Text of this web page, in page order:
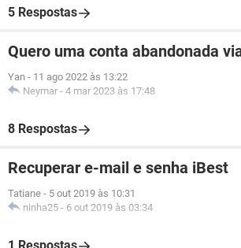
5 Respostas
Quero uma conta abandonada
Yan - 11 ago 2022 às 13:22
Neymar - 4 mar 2023 às 17:48
8 Respostas
Recuperar e-mail e senha iBest
Tatiane - 5 out 2019 às 10:31
ninha25 - 6 out 2019 às 03:34